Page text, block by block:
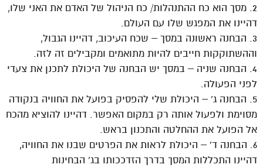
2. מסך הוא כח ההתנהלות/ כח הניהול של האדם את האני שלו,
דהיינו את המפגש שלו עם העולם.
3. הבחנה ראשונה במסך – שכח העיכוב, דהיינו הגבול,
וההשתוקקות חייבים להיות מתואמים ומקבילים זה לזה.
4. הבחנה שניה – במסך יש הבחנה של היכולת לתכנן את צעדי
לפני הפעולה.
5. הבחנה ג’ – היכולת שלי להפסיק בפועל את החוויה בנקודה
מסוימת ולפעול אותה רק במקום האפשר. דהיינו להוציא מהכח
אל הפועל את ההחלטה והתכנון בראש.
6. הבחנה ד’ – היכולת לראות את הפרטים שבנו את החוויה,
דהיינו התכללות המסך בדרך הזדככותו בג’ הבחינות